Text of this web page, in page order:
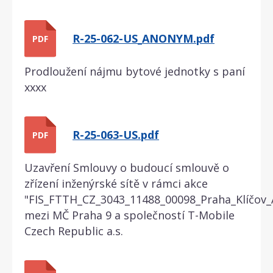
PDF R-25-062-US_ANONYM.pdf
Prodloužení nájmu bytové jednotky s paní
xxxx
PDF R-25-063-US.pdf
Uzavření Smlouvy o budoucí smlouvě o
zřízení inženýrské sítě v rámci akce
mezi MČ Praha 9 a společností T-Mobile
Czech Republic a.s.